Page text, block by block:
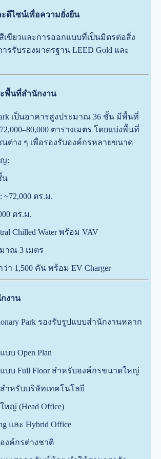
ดีไซน์เพื่อความยั่งยืน
เขียวและการออกแบบที่เป็นมิตรต่อสิ่ง
รรับรองมาตรฐาน LEED Gold และ
พื้นที่สำนักงาน
เป็นอาคารสูงประมาณ 36 ชั้น มีพื้นที่
ตารางเมตร โดยแบ่งพื้นที่
ต่าง ๆ เพื่อรองรับองค์กรหลายขนาด
ญ:
น
ตร.ม.
ตร.ม.
Chilled Water พร้อม VAV
าณ 3 เมตร
า 1,500 คัน พร้อม EV Charger
งาน
Park รองรับรูปแบบสำนักงานหลาก
บ Open Plan
บบ Full Floor สำหรับองค์กรขนาดใหญ่
ำหรับบริษัทเทคโนโลยี
ญ่ (Head Office)
และ Hybrid Office
งค์กรต่างชาติ